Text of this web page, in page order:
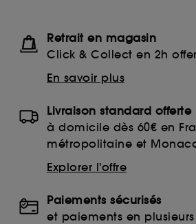
Retrait en magasin
Click & Collect en 2h
En savoir plus
Livraison standard offerte
à domicile dès 60€ en
métropolitaine et
Explorer l'offre
Paiements sécurisés
et paiements en